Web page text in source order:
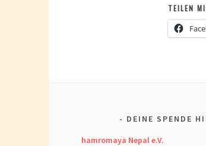
TEILEN
DEINE SPENDE
hamromaya Nepal e.V.